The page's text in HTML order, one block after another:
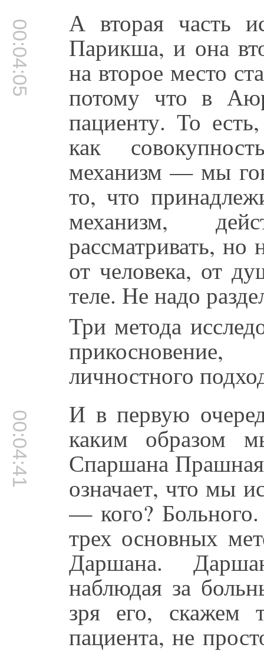
00:04:05 А вторая часть
Парикша, и она
на второе место
потому что в
пациенту. То
как
механизм — мы
то, что
механизм,
рассматривать, но
от человека, от
теле. Не надо
Три метода
личностного
00:04:41 И в первую
каким образом
Спаршана
означает, что мы
— кого?
трех основных
Даршана.
наблюдая за
зря его, скажем
пациента, не